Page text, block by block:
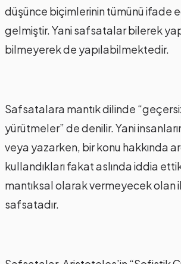
düşünce biçimlerinin tümünü ifade
gelmiştir. Yani safsatalar bilerek
bilmeyerek de yapılabilmektedir.
Safsatalara mantık dilinde
yürütmeler” de denilir. Yani
veya yazarken, bir konu hakkında
kullandıkları fakat aslında iddia
mantıksal olarak vermeyecek olan
safsatadır.